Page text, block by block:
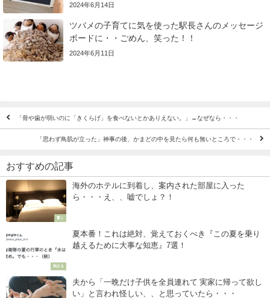
2024年6月14日
ツバメの子育てに気を使った駅長さんのメッセージ
ボードに・・ごめん、笑った！！
2024年6月11日
「骨や歯が弱いのに「きくらげ」を食べないとかありえない。」→なぜなら・・・
「思わず鳥肌が立った」神事の後、かまどの中を見たら何も無いところで・・・
おすすめの記事
驚く
海外のホテルに到着し、案内された部屋に入った
ら・・・え、、嘘でしょ？！
刺さる
夏本番！これは絶対、覚えておくべき『この夏を乗り
越えるために大事な知恵』7選！
夫から「一晩だけ子供を全員連れて 実家に帰って欲し
い」と言われ怪しい、、と思っていたら・・・